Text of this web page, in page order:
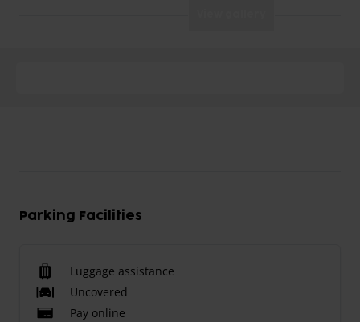
Parking Facilities
Luggage assistance
Uncovered
Pay online